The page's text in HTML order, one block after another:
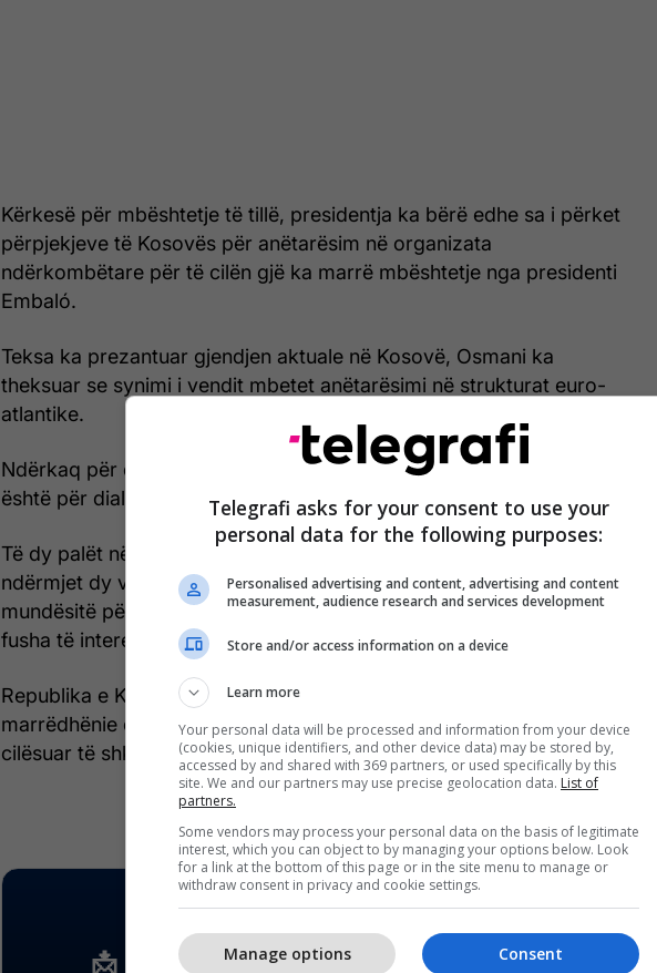
Kërkesë për mbështetje të tillë, presidentja ka bërë edhe sa i përket
përpjekjeve të Kosovës për anëtarësim në organizata
ndërkombëtare për të cilën gjë ka marrë mbështetje nga presidenti
Embaló.
Teksa ka prezantuar gjendjen aktuale në Kosovë, Osmani ka
theksuar se synimi i vendit mbetet anëtarësimi në strukturat euro-
atlantike.
Ndërkaq për dialogun me Serbinë, presidentja ka thënë se Kosova
është për dialog, fundi i të cilit duhet të jetë njohja reciproke.
Të dy palët në takim thanë se ka potencial për bashkëpunim
ndërmjet dy vendeve, ndaj u la e hapur mundësia që të identifikohen
mundësitë për bashkëpunim ekonomik, por edhe shkëmbime në
fusha të interesit të dyanshëm.
Republika e Kosovës dhe Guinea-Bissau kanë vendosur
marrëdhënie diplomatike nga viti 2018, ndërkohë që ato janë
cilësuar të shkëlqyeshme me mundësi të intensifikimit të tyre.
Telegrafi asks for your consent to use your
personal data for the following purposes:
Personalised advertising and content, advertising and content
measurement, audience research and services development
Store and/or access information on a device
Learn more
Your personal data will be processed and information from your device
(cookies, unique identifiers, and other device data) may be stored by,
accessed by and shared with 369 partners, or used specifically by this
site. We and our partners may use precise geolocation data. List of
partners.
Some vendors may process your personal data on the basis of legitimate
interest, which you can object to by managing your options below. Look
for a link at the bottom of this page or in the site menu to manage or
withdraw consent in privacy and cookie settings.
Consent
Manage options